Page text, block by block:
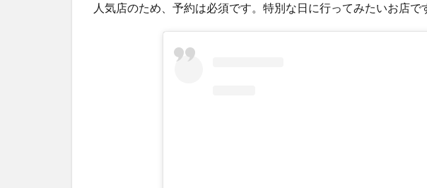
人気店のため、予約は必須です。特別な日に行ってみたいお店で